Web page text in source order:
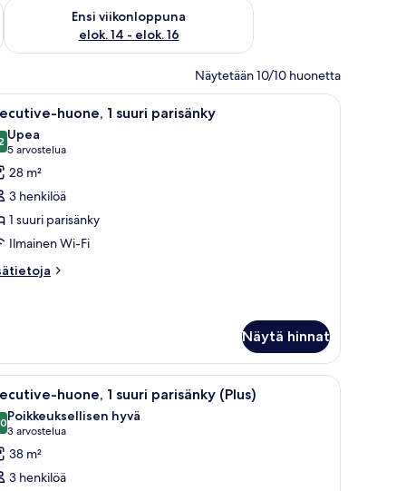
7 - elok. 9
Ensi viikonloppuna
elok. 14 - elok. 16
Tarkista ensi viikonlopun saatavuus elok. 14 - elok. 16
Näytetään 10/10 huonetta
litteänäyttöinen televisio ja seinällä taulu.Hotellihuone, jossa on kaksi sänkyä,
2 huone, 1 suuri parisänky
kautta 10
Upea
5 arvostelua
(5
arvostelua)
28 m²
3 henkilöä
1 suuri parisänky
Ilmainen Wi-Fi
Näytä hinnat
sohva, pieni pyöreä pöytä, sininen nojatuoli, lattiavalaisin ja seinällä
Siististi pedattu sänky hotellihuoneessa,
8 huone, 1 suuri parisänky (Plus)
kautta 10
Poikkeuksellisen hyvä
3 arvostelua
(3
arvostelua)
38 m²
3 henkilöä